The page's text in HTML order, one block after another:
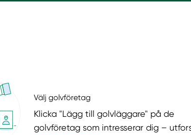
Välj golvföretag
Klicka "Lägg till golvläggare" på de
golvföretag som intresserar dig –